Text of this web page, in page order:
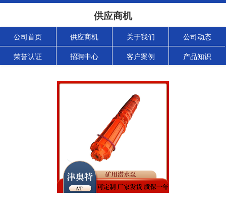
供应商机
公司首页 供应商机 关于我们 公司动态
荣誉认证 招聘中心 客户案例 产品知识